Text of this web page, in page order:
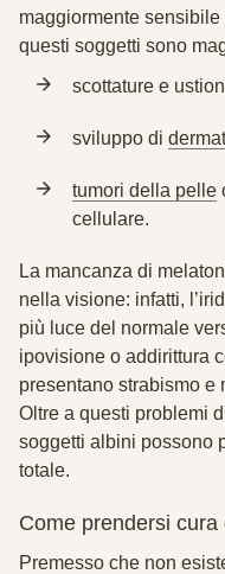
maggiormente
questi soggetti sono
scottature e
sviluppo di
tumori della pelle
cellulare.
La mancanza di
nella visione: infatti,
più luce del normale
ipovisione o addirittura
presentano strabismo e
Oltre a questi problemi
soggetti albini possono
totale.
Come prendersi
Premesso che non